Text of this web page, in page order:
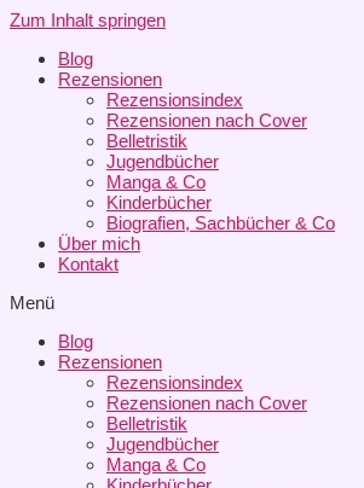
Zum Inhalt springen
Blog
Rezensionen
Rezensionsindex
Rezensionen nach Cover
Belletristik
Jugendbücher
Manga & Co
Kinderbücher
Biografien, Sachbücher & Co
Über mich
Kontakt
Menü
Blog
Rezensionen
Rezensionsindex
Rezensionen nach Cover
Belletristik
Jugendbücher
Manga & Co